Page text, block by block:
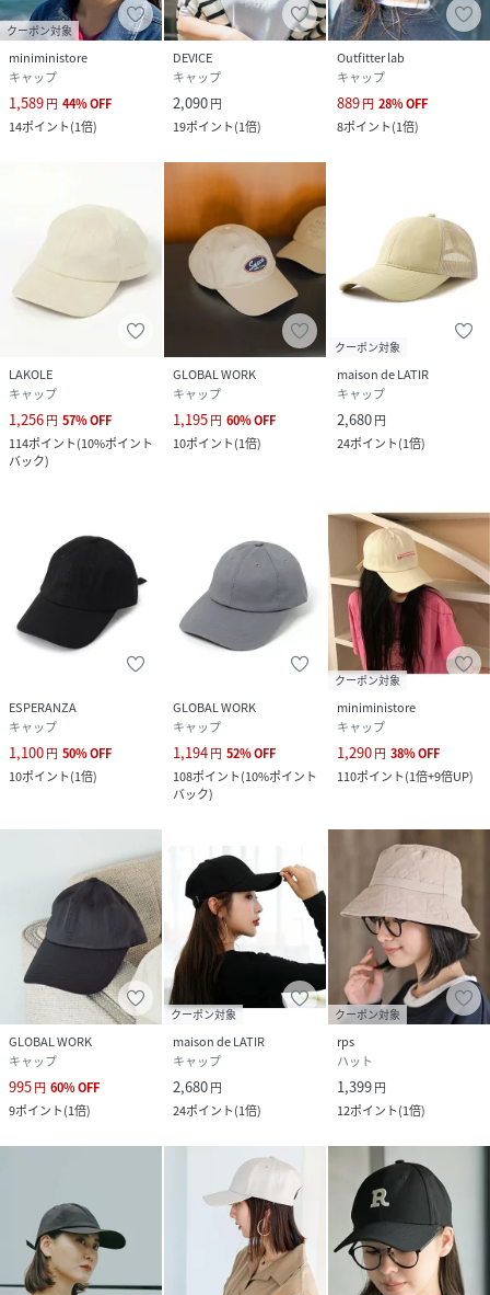
クーポン対象
miniministore
キャップ
1,589円 44%OFF
14ポイント(1倍)
DEVICE
キャップ
2,090円
19ポイント(1倍)
Outfitter lab
キャップ
889円 28%OFF
8ポイント(1倍)
LAKOLE
キャップ
1,256円 57%OFF
114ポイント(10%ポイント
バック)
GLOBAL WORK
キャップ
1,195円 60%OFF
10ポイント(1倍)
クーポン対象
maison de LATIR
キャップ
2,680円
24ポイント(1倍)
ESPERANZA
キャップ
1,100円 50%OFF
10ポイント(1倍)
GLOBAL WORK
キャップ
1,194円 52%OFF
108ポイント(10%ポイント
バック)
クーポン対象
miniministore
キャップ
1,290円 38%OFF
110ポイント(1倍+9倍UP)
GLOBAL WORK
キャップ
995円 60%OFF
9ポイント(1倍)
クーポン対象
maison de LATIR
キャップ
2,680円
24ポイント(1倍)
クーポン対象
rps
ハット
1,399円
12ポイント(1倍)